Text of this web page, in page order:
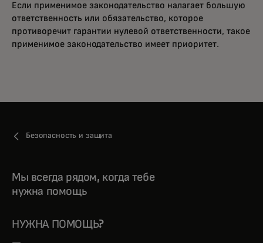
Если применимое законодательство налагает большую
ответственность или обязательство, которое
противоречит гарантии нулевой ответственности, такое
применимое законодательство имеет приоритет.
Безопасность и защита
Мы всегда рядом, когда тебе
нужна помощь
НУЖНА ПОМОЩЬ?